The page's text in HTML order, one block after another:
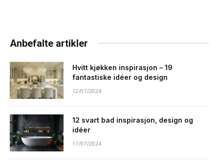
Anbefalte artikler
Hvitt kjøkken inspirasjon – 19
fantastiske idéer og design
12/07/2024
12 svart bad inspirasjon, design og
idéer
17/07/2024